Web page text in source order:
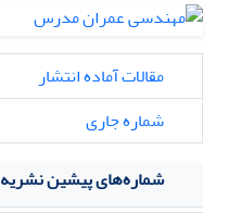
مقالات آماده انتشار
شماره جاری
شماره‌های پیشین نشریه